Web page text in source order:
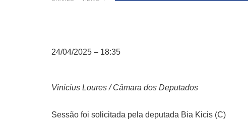
24/04/2025 – 18:35
Vinicius Loures / Câmara dos Deputados
Sessão foi solicitada pela deputada Bia Kicis (C)